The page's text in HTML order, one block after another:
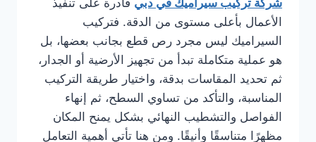
شركة تركيب سيراميك في دبي قادرة على تنفيذ
الأعمال بأعلى مستوى من الدقة. فتركيب
السيراميك ليس مجرد رص قطع بجانب بعضها، بل
هو عملية متكاملة تبدأ من تجهيز الأرضية أو الجدار،
ثم تحديد المقاسات بدقة، واختيار طريقة التركيب
المناسبة، والتأكد من تساوي السطح، ثم إنهاء
الفواصل والتشطيب النهائي بشكل يمنح المكان
مظهرًا متناسقًا وأنيقًا. ومن هنا تأتي أهمية التعامل